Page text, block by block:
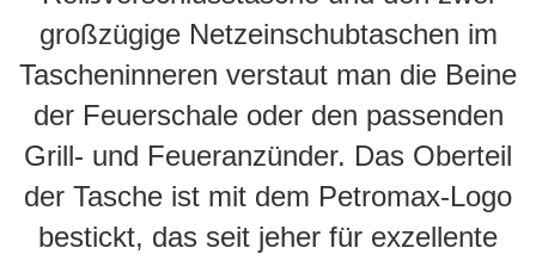
großzügige Netzeinschubtaschen im
Tascheninneren verstaut man die Beine
der Feuerschale oder den passenden
Grill- und Feueranzünder. Das Oberteil
der Tasche ist mit dem Petromax-Logo
bestickt, das seit jeher für exzellente